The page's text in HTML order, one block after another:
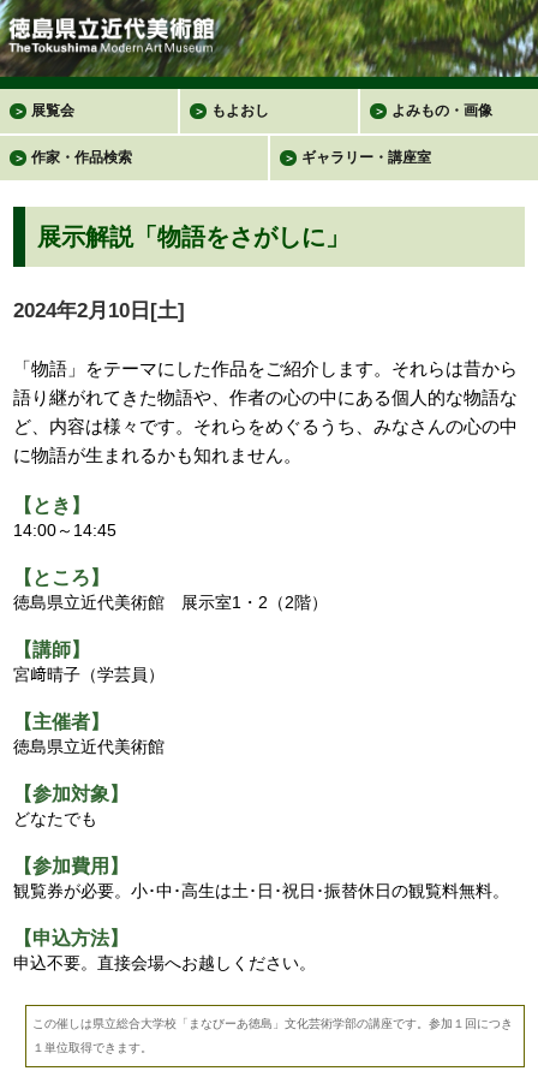
＞ 展覧会 ＞ もよおし ＞ よみもの・画像
＞ 作家・作品検索 ＞ ギャラリー・講座室
展示解説「物語をさがしに」
2024年2月10日[土]
「物語」をテーマにした作品をご紹介します。それらは昔から
語り継がれてきた物語や、作者の心の中にある個人的な物語な
ど、内容は様々です。それらをめぐるうち、みなさんの心の中
に物語が生まれるかも知れません。
【とき】
14:00～14:45
【ところ】
徳島県立近代美術館 展示室1・2（2階）
【講師】
宮﨑晴子（学芸員）
【主催者】
徳島県立近代美術館
【参加対象】
どなたでも
【参加費用】
観覧券が必要。小･中･高生は土･日･祝日･振替休日の観覧料無料。
【申込方法】
申込不要。直接会場へお越しください。
この催しは県立総合大学校「まなびーあ徳島」文化芸術学部の講座です。参加１回につき
１単位取得できます。